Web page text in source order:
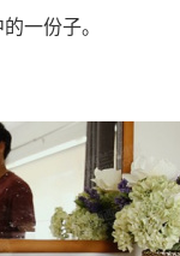
一份子。